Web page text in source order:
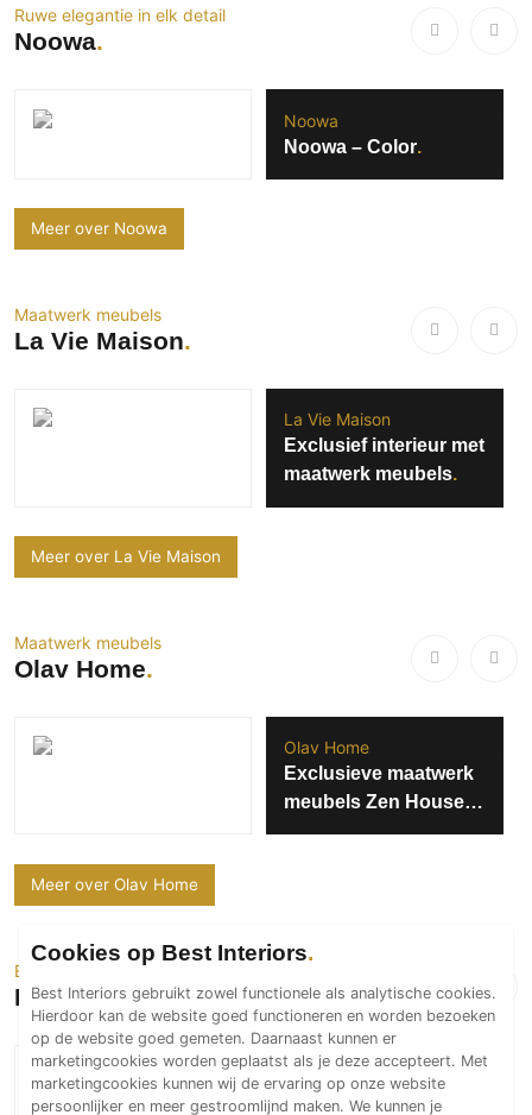
Ruwe elegantie in elk detail
Noowa
Noowa
Noowa – Color
Meer over Noowa
Maatwerk meubels
La Vie Maison
La Vie Maison
Exclusief interieur met
maatwerk meubels
Meer over La Vie Maison
Maatwerk meubels
Olav Home
Olav Home
Exclusieve maatwerk
meubels Zen House
op Excellent
Meer over Olav Home
Exclusieve meubels
Meubitrend Groep
Meubitrend Groep
Jame
Cookies op Best Interiors
Best Interiors gebruikt zowel functionele als analytische cookies.
Hierdoor kan de website goed functioneren en worden bezoeken
op de website goed gemeten. Daarnaast kunnen er
marketingcookies worden geplaatst als je deze accepteert. Met
marketingcookies kunnen wij de ervaring op onze website
persoonlijker en meer gestroomlijnd maken. We kunnen je